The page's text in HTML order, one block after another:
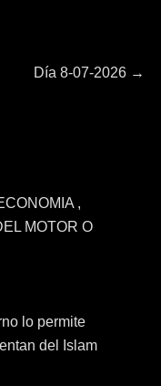
Entrada
Día 8-07-2026 →
,
MOTOR O
lo permite
del Islam